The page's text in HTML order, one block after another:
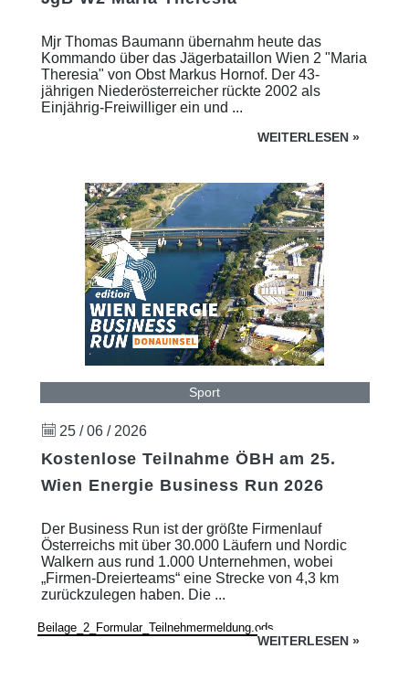
Mjr Thomas Baumann übernahm heute das
Kommando über das Jägerbataillon Wien 2 "Maria
Theresia" von Obst Markus Hornof. Der 43-
jährigen Niederösterreicher rückte 2002 als
Einjährig-Freiwilliger ein und ...
WEITERLESEN »
Sport
25 / 06 / 2026
Kostenlose Teilnahme ÖBH am 25.
Wien Energie Business Run 2026
Der Business Run ist der größte Firmenlauf
Österreichs mit über 30.000 Läufern und Nordic
Walkern aus rund 1.000 Unternehmen, wobei
„Firmen-Dreierteams“ eine Strecke von 4,3 km
zurückzulegen haben. Die ...
Beilage_2_Formular_Teilnehmermeldung.ods
WEITERLESEN »